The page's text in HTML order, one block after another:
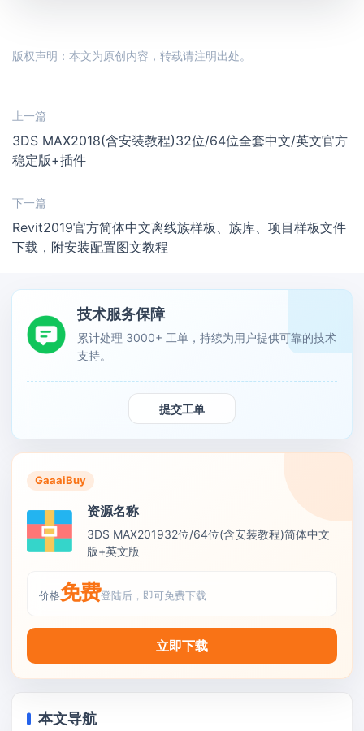
版权声明：本文为原创内容，转载请注明出处。
上一篇
3DS MAX2018(含安装教程)32位/64位全套中文/英文官方
稳定版+插件
下一篇
Revit2019官方简体中文离线族样板、族库、项目样板文件
下载，附安装配置图文教程
技术服务保障
累计处理 3000+ 工单，持续为用户提供可靠的技术
支持。
提交工单
GaaaiBuy
资源名称
3DS MAX201932位/64位(含安装教程)简体中文
版+英文版
价格免费登陆后，即可免费下载
立即下载
本文导航